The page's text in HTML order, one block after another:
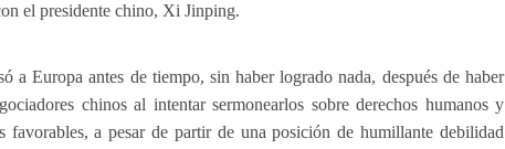
el presidente chino, Xi Jinping.
a Europa antes de tiempo, sin haber logrado nada, después de haber
chinos al intentar sermonearlos sobre derechos humanos y
favorables, a pesar de partir de una posición de humillante debilidad